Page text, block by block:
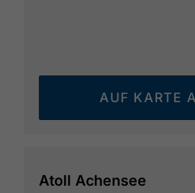
AUF KARTE
Atoll Achensee